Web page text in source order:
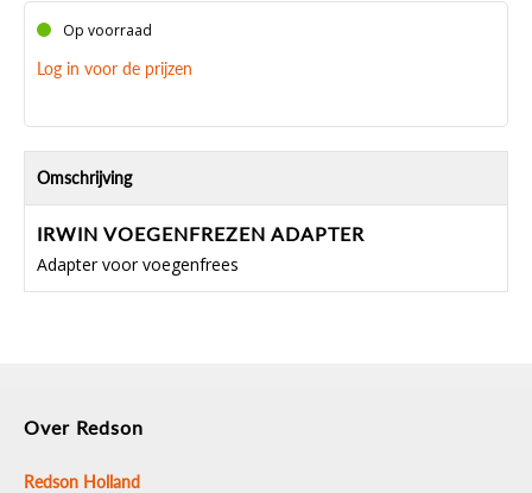
Op voorraad
Log in voor de prijzen
Omschrijving
IRWIN VOEGENFREZEN ADAPTER
Adapter voor voegenfrees
Over Redson
Redson Holland